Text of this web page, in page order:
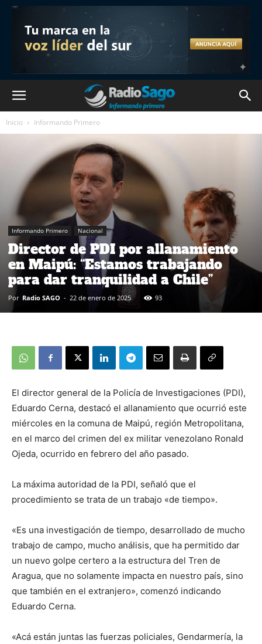
Inicio Informando Primero
Informando Primero Nacional
Director de PDI por allanamiento
en Maipú: “Estamos trabajando
para dar tranquilidad a Chile”
Por Radio SAGO - 22 de enero de 2025 93
El director general de la Policía de Investigaciones (PDI),
Eduardo Cerna, destacó el allanamiento que ocurrió este
miércoles en la comuna de Maipú, región Metropolitana,
en el marco del crimen del ex militar venezolano Ronald
Ojeda, ocurrido en febrero del año pasado.
La máxima autoridad de la PDI, señaló que el
procedimiento se trata de un trabajo «de tiempo».
«Es una investigación de tiempo, desarrollado de mucho
trabajo de campo, mucho análisis, que ha permitido dar
un nuevo golpe certero a la estructura del Tren de
Aragua, que no solamente impacta en nuestro país, sino
que también en el extranjero», comenzó indicando
Eduardo Cerna.
«Acá están juntas las fuerzas policiales, Gendarmería, la